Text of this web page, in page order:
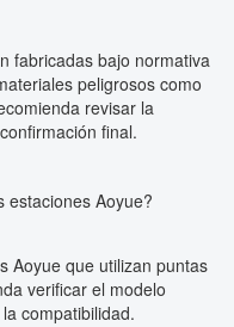
fabricadas bajo normativa
peligrosos como
revisar la
final.
estaciones Aoyue?
Aoyue que utilizan puntas
verificar el modelo
compatibilidad.